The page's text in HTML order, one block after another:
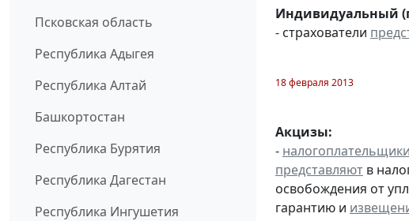
Псковская область
Республика Адыгея
Республика Алтай
Башкортостан
Республика Бурятия
Республика Дагестан
Республика Ингушетия
Индивидуальный
- страхователи
18 февраля 2013
Акцизы:
- налогоплательщики
представляют в
освобождения от
гарантию и